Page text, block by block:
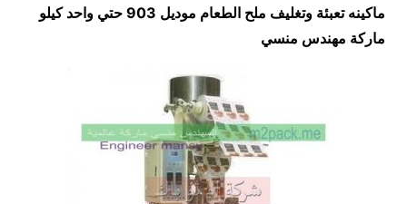
ماكينه تعبئة وتغليف ملح الطعام موديل 903 حتي واحد كيلو
ماركة مهندس منسي